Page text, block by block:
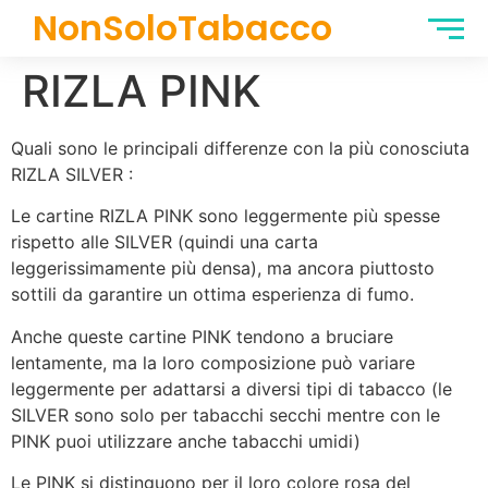
NonSoloTabacco
RIZLA PINK
Quali sono le principali differenze con la più conosciuta
RIZLA SILVER :
Le cartine RIZLA PINK sono leggermente più spesse
rispetto alle SILVER (quindi una carta
leggerissimamente più densa), ma ancora piuttosto
sottili da garantire un ottima esperienza di fumo.
Anche queste cartine PINK tendono a bruciare
lentamente, ma la loro composizione può variare
leggermente per adattarsi a diversi tipi di tabacco (le
SILVER sono solo per tabacchi secchi mentre con le
PINK puoi utilizzare anche tabacchi umidi)
Le PINK si distinguono per il loro colore rosa del